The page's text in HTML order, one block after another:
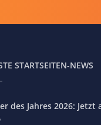
STARTSEITEN-NEWS
des Jahres 2026: Jetzt